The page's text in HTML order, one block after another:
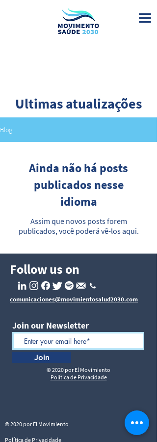
Ultimas atualizações
Blog
Ainda não há posts
publicados nesse
idioma
Assim que novos posts forem
publicados, você poderá vê-los aqui.
Follow us on
comunicaciones@movimientosalud2030.com
Join
© 2020 por El Movimiento
Política de Privacidade
Join our Newsletter
© 2020 por El Movimiento
Política de Privacidade